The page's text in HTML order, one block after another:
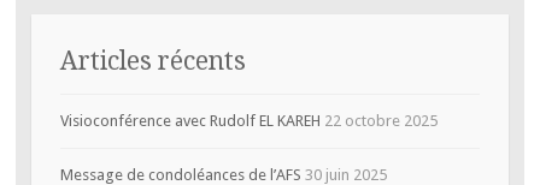
Articles récents
Visioconférence avec Rudolf EL KAREH 22 octobre 2025
Message de condoléances de l’AFS 30 juin 2025